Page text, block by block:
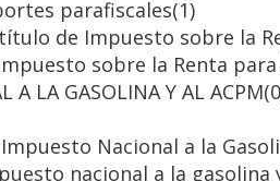
parafiscales(1)
de Impuesto sobre la
sobre la Renta para
A LA GASOLINA Y AL ACPM
Nacional a la
nacional a la gasolina